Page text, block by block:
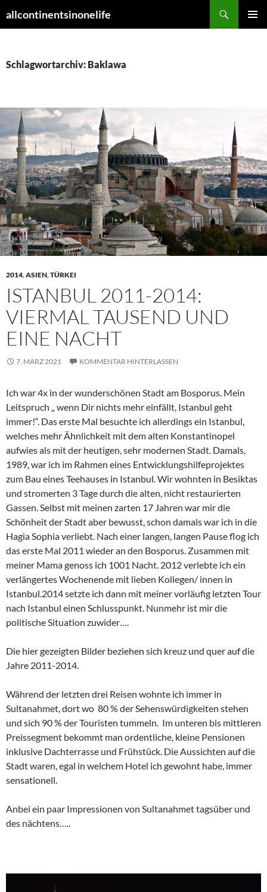
Inhalt
allcontinentsinonelife
Schlagwortarchiv: Baklawa
2014,ASIEN,TÜRKEI
ISTANBUL 2011-2014:
VIERMAL TAUSEND UND
EINE NACHT
7. MÄRZ 2021 KOMMENTAR HINTERLASSEN
Ich war 4x in der wunderschönen Stadt am Bosporus. Mein
Leitspruch „ wenn Dir nichts mehr einfällt, Istanbul geht
immer!“. Das erste Mal besuchte ich allerdings ein Istanbul,
welches mehr Ähnlichkeit mit dem alten Konstantinopel
aufwies als mit der heutigen, sehr modernen Stadt. Damals,
1989, war ich im Rahmen eines Entwicklungshilfeprojektes
zum Bau eines Teehauses in Istanbul. Wir wohnten in Besiktas
und stromerten 3 Tage durch die alten, nicht restaurierten
Gassen. Selbst mit meinen zarten 17 Jahren war mir die
Schönheit der Stadt aber bewusst, schon damals war ich in die
Hagia Sophia verliebt. Nach einer langen, langen Pause flog ich
das erste Mal 2011 wieder an den Bosporus. Zusammen mit
meiner Mama genoss ich 1001 Nacht. 2012 verlebte ich ein
verlängertes Wochenende mit lieben Kollegen/ innen in
Istanbul.2014 setzte ich dann mit meiner vorläufig letzten Tour
nach Istanbul einen Schlusspunkt. Nunmehr ist mir die
politische Situation zuwider….
Die hier gezeigten Bilder beziehen sich kreuz und quer auf die
Jahre 2011-2014.
Während der letzten drei Reisen wohnte ich immer in
Sultanahmet, dort wo 80 % der Sehenswürdigkeiten stehen
und sich 90 % der Touristen tummeln. Im unteren bis mittleren
Preissegment bekommt man ordentliche, kleine Pensionen
inklusive Dachterrasse und Frühstück. Die Aussichten auf die
Stadt waren, egal in welchem Hotel ich gewohnt habe, immer
sensationell.
Anbei ein paar Impressionen von Sultanahmet tagsüber und
des nächtens…..